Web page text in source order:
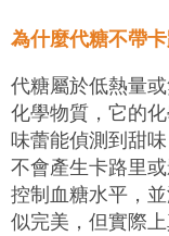
為什麼代糖不帶
代糖屬於低熱量
化學物質，它的
味蕾能偵測到甜
不會產生卡路里
控制血糖水平，
似完美，但實際